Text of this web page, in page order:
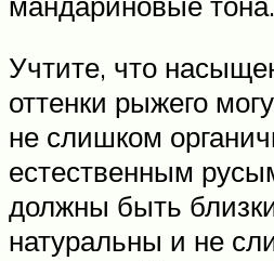
Учтите, что
оттенки рыжего
не слишком
естественным
должны быть
натуральны и не